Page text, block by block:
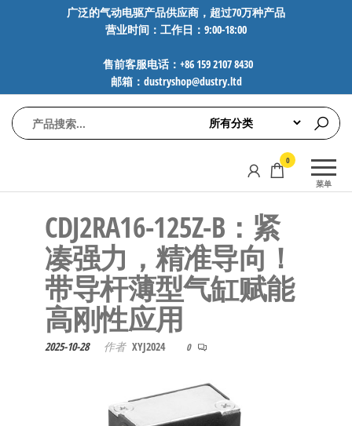
广泛的气动电驱产品供应商，超过70万种产品
营业时间：工作日：9:00-18:00
售前客服电话：+86 159 2107 8430
邮箱：dustryshop@dustry.ltd
动
FESTO、
AVENTICS等
品牌气动
元件，超
过88万种
工业自动
件，正品
保障，全
菜单
0
CDJ2RA16-125Z-B：紧
凑强力，精准导向！
带导杆薄型气缸赋能
高刚性应用​
2025-10-28 作者 XYJ2024 0